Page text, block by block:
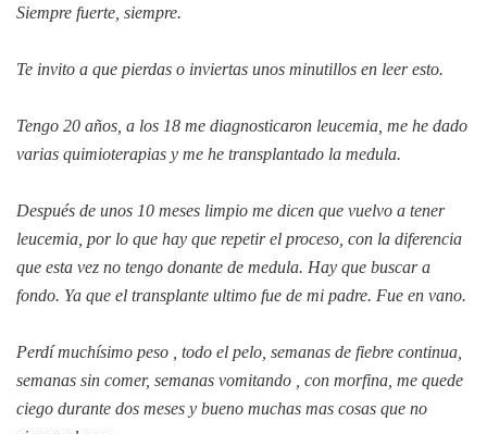
Siempre fuerte, siempre.
Te invito a que pierdas o inviertas unos minutillos en leer esto.
Tengo 20 años, a los 18 me diagnosticaron leucemia, me he dado
varias quimioterapias y me he transplantado la medula.
Después de unos 10 meses limpio me dicen que vuelvo a tener
leucemia, por lo que hay que repetir el proceso, con la diferencia
que esta vez no tengo donante de medula. Hay que buscar a
fondo. Ya que el transplante ultimo fue de mi padre. Fue en vano.
Perdí muchísimo peso , todo el pelo, semanas de fiebre continua,
semanas sin comer, semanas vomitando , con morfina, me quede
ciego durante dos meses y bueno muchas mas cosas que no